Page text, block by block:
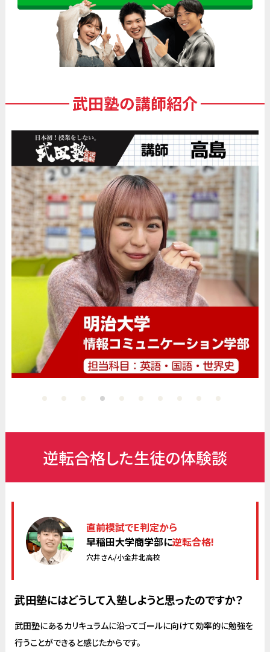
武田塾の講師紹介
逆転合格した生徒の体験談
直前模試でE判定から
早稲田大学商学部に逆転合格!
穴井さん/小金井北高校
武田塾にはどうして入塾しようと思ったのですか？
武田塾にあるカリキュラムに沿ってゴールに向けて効率的に勉強を
行うことができると感じたからです。